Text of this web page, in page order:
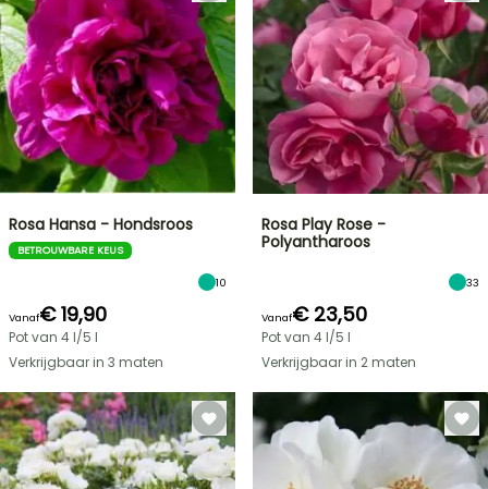
Rosa Hansa - Hondsroos
BETROUWBARE KEUS
10
Vanaf€ 19,90
Pot van 4 l/5 l
Verkrijgbaar in 3 maten
Rosa Play Rose -
Polyantharoos
33
Vanaf€ 23,50
Pot van 4 l/5 l
Verkrijgbaar in 2 maten